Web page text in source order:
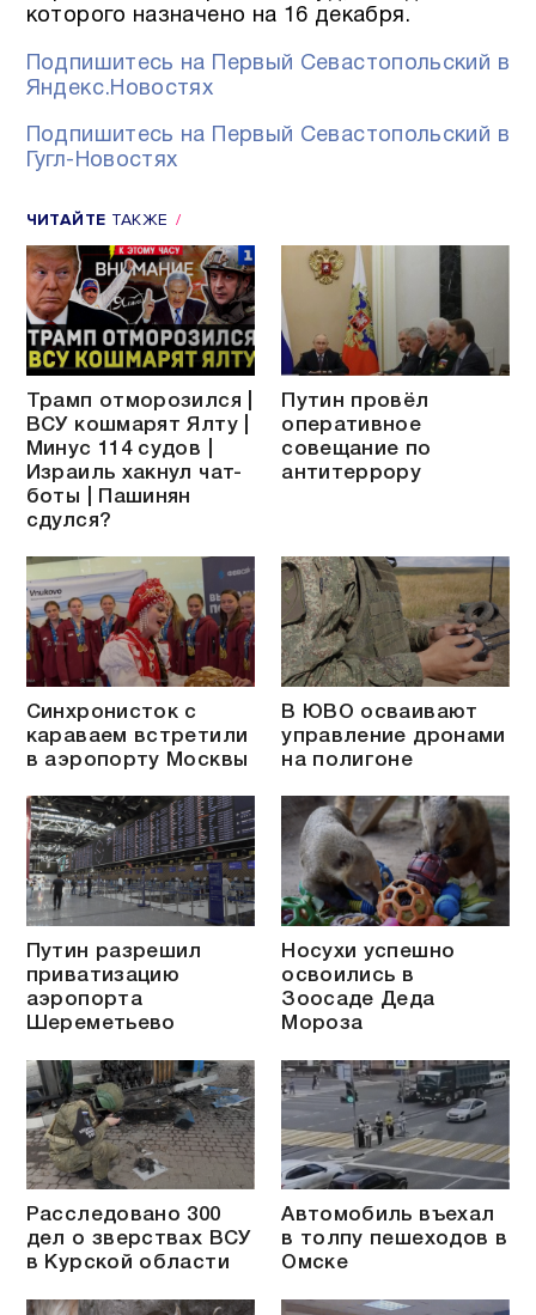
которого назначено на 16 декабря.
Подпишитесь на Первый Севастопольский в
Яндекс.Новостях
Подпишитесь на Первый Севастопольский в
Гугл-Новостях
ЧИТАЙТЕ ТАКЖЕ
Трамп отморозился |
ВСУ кошмарят Ялту |
Минус 114 судов |
Израиль хакнул чат-
боты | Пашинян
сдулся?
Путин провёл
оперативное
совещание по
антитеррору
Синхронисток с
караваем встретили
в аэропорту Москвы
В ЮВО осваивают
управление дронами
на полигоне
Путин разрешил
приватизацию
аэропорта
Шереметьево
Носухи успешно
освоились в
Зоосаде Деда
Мороза
Расследовано 300
дел о зверствах ВСУ
в Курской области
Автомобиль въехал
в толпу пешеходов в
Омске